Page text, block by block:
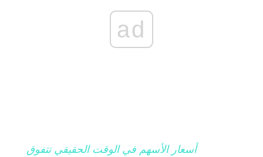
ad
أسعار الأسهم في الوقت الحقيقي تتفوق